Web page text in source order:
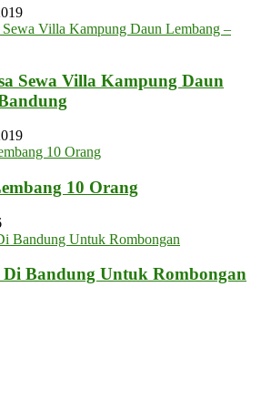
Sewa Villa Kampung Daun
10 Orang
Bandung Untuk Rombongan